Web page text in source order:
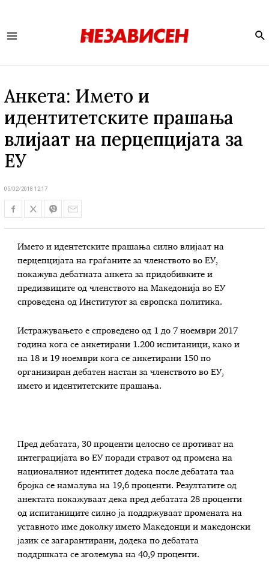
Aнкета: Името и
идентитетските прашања
влијаат на перцепцијата за
ЕУ
05/02/2018 12:17
Името и идентетските прашања силно влијаат на
перцепцијата на граѓаните за членството во ЕУ,
покажува дебатната анкета за придобивките и
предизвиците од членството на Македонија во ЕУ
спроведена од Институтот за европска политика.
Истражувањето е спроведено од 1 до 7 ноември 2017
година кога се анкетирани 1.200 испитаници, како и
на 18 и 19 ноември кога се анкетирани 150 по
организиран дебатен настан за членството во ЕУ,
името и идентитетските прашања.
Пред дебатата, 30 проценти целосно се противат на
интеграцијата во ЕУ поради стравот од промена на
националниот идентитет додека после дебатата таа
бројка се намалува на 19,6 проценти. Резултатите од
анектата покажуваат дека пред дебатата 28 проценти
од испитаниците силно ја поддржуваат промената на
уставното име доколку името Македонци и македонски
јазик се загарантирани, додека по дебатата
поддршката се зголемува на 40,9 проценти.